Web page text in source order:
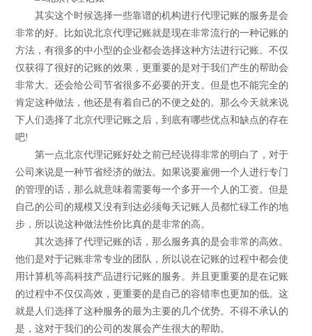
其实这个时候选择一些靠谱的机构进行代理记账的服务是会
非常的好。比如说北京代理记账就是现在非常流行的一种记账的
方法，有很多的中小型的企业都会选择这种方法进行记账。不仅
仅获得了很好的记账的效果，更重要的是对于我们产生的帮助会
非常大。还会给公司节省很多不必要的开支。但是也不能完全的
肯定这种做法，他还是有着自己的不便之处的。那么今天就来说
下人们选择了北京代理记账之后，到底有哪些优点和缺点的存在
吧!
第一点北京代理记账好处之前已经说得非常的明白了，对于
公司来说是一种节省经济的做法。如果说要雇佣一个人进行专门
的管理的话，那么就意味着需要每一个多开一个人的工资。但是
自己的公司的规模又没有到达必须每天记账人员都忙碌工作的地
步，所以说这种做法性价比真的是非常的高。
其次选择了代理记账的话，那么服务真的是会非常的高效。
他们是对于记账非常专业的团队，所以说在记账的过程中都会使
用计算机等高科技产品进行记账的服务。并且更重要的是在记账
的过程中不仅仅高效，更重要的是自己的容错率也更加的低。这
就是人们选择了这种服务的最为主要的几个优势。不得不承认的
是，这对于我们的公司的发展会产生很大的帮助。